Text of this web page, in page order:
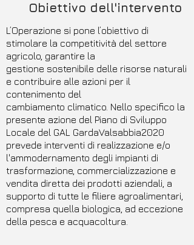
Obiettivo dell'intervento
L’Operazione si pone l’obiettivo di
stimolare la competitività del settore
agricolo, garantire la
gestione sostenibile delle risorse naturali
e contribuire alle azioni per il
contenimento del
cambiamento climatico. Nello specifico la
presente azione del Piano di Sviluppo
Locale del GAL GardaValsabbia2020
prevede interventi di realizzazione e/o
l'ammodernamento degli impianti di
trasformazione, commercializzazione e
vendita diretta dei prodotti aziendali, a
supporto di tutte le filiere agroalimentari,
compresa quella biologica, ad eccezione
della pesca e acquacoltura.